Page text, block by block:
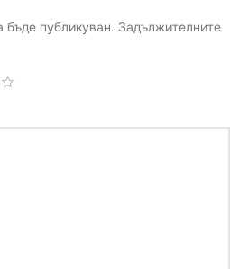
публикуван. Задължителните